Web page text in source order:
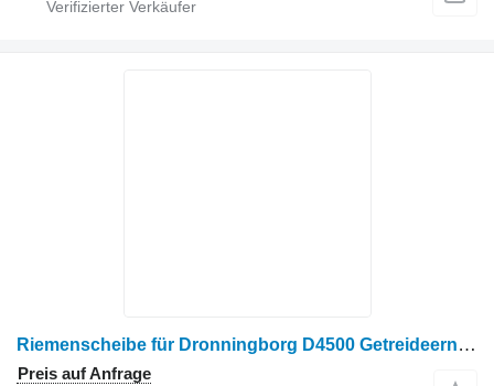
Riemenscheibe für Dronningborg D4500 Getreideernter
Preis auf Anfrage